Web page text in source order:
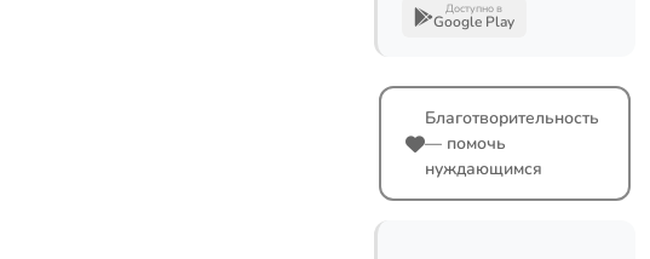
Доступно в
Google Play
Благотворительность
— помочь
нуждающимся